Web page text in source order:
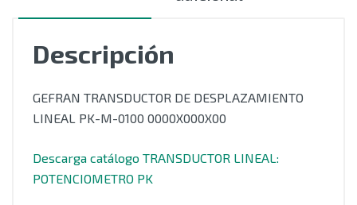
Descripción
GEFRAN TRANSDUCTOR DE DESPLAZAMIENTO
LINEAL PK-M-0100 0000X000X00
Descarga catálogo TRANSDUCTOR LINEAL:
POTENCIOMETRO PK